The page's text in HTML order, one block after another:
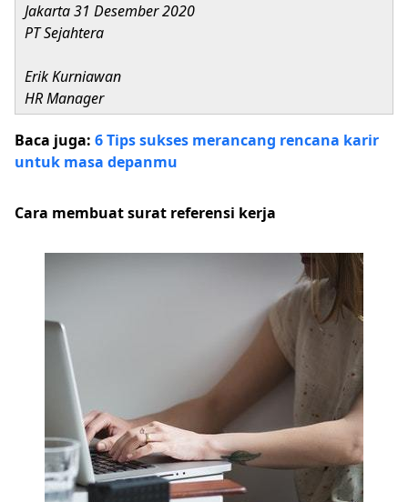
Jakarta 31 Desember 2020
PT Sejahtera
Erik Kurniawan
HR Manager
Baca juga: 6 Tips sukses merancang rencana karir
untuk masa depanmu
Cara membuat surat referensi kerja